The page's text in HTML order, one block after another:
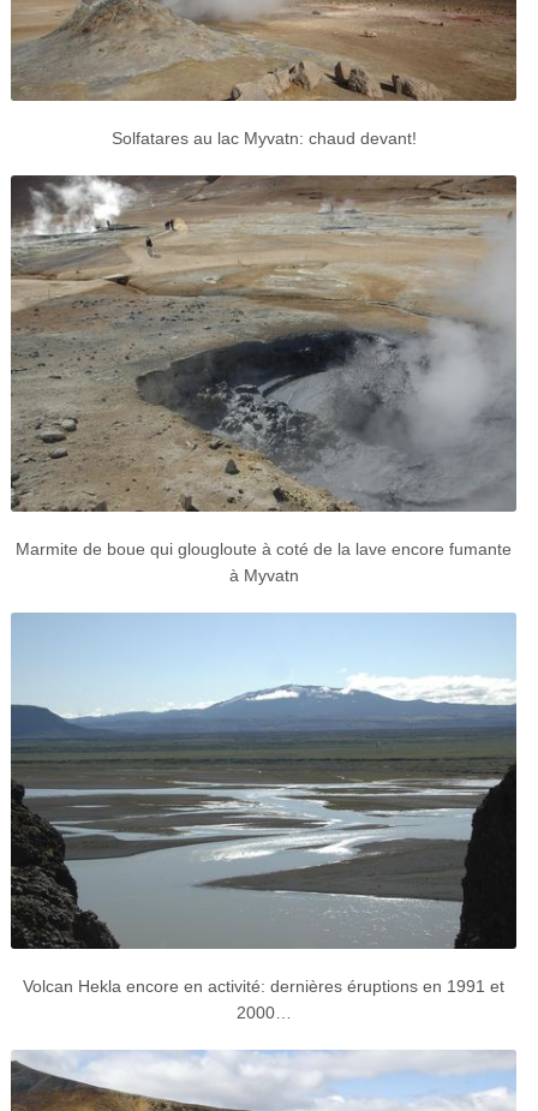
Solfatares au lac Myvatn: chaud devant!
Marmite de boue qui glougloute à coté de la lave encore fumante
à Myvatn
Volcan Hekla encore en activité: dernières éruptions en 1991 et
2000…